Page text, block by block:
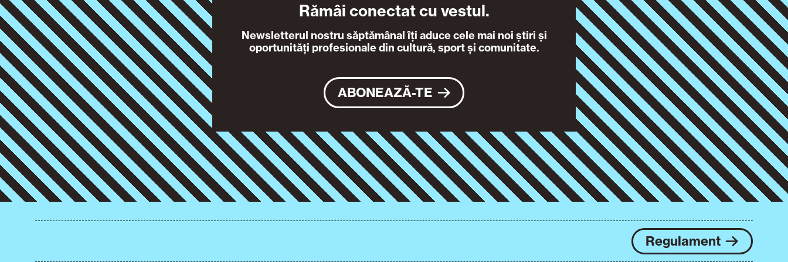
Rămâi conectat cu vestul.
Newsletterul nostru săptămânal îți aduce cele mai noi știri și
oportunități profesionale din cultură, sport și comunitate.
ABONEAZĂ-TE
Regulament